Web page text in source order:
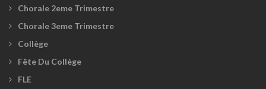
Chorale 2eme Trimestre
Chorale 3eme Trimestre
Collège
Fête Du Collège
FLE